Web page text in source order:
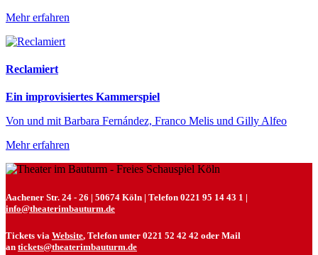
Mehr erfahren
Reclamiert
Ein improvisiertes Kammerspiel
Von und mit Barbara Fernández, Franco Melis und Gilly Alfeo
Mehr erfahren
Aachener Str. 24 - 26 | 50674 Köln | Telefon 0221 95 14 43 1 |
info@theaterimbauturm.de
Tickets via Website, Telefon unter 0221 52 42 42 oder Mail
an tickets@theaterimbauturm.de